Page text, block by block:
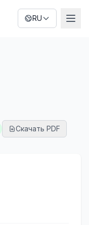
RU
Скачать PDF